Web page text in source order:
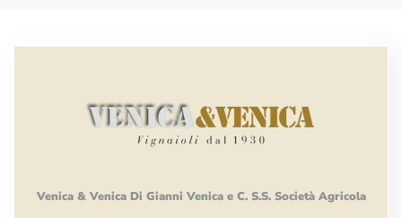
Venica & Venica Di Gianni Venica e C. S.S. Società Agricola